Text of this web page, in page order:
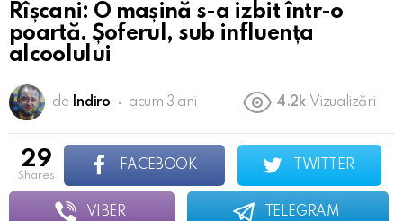
Rîșcani: O mașină s-a izbit într-o
poartă. Șoferul, sub influența
alcoolului
de Indiro acum 3 ani 4.2k Vizualizări
29
shares
FACEBOOK TWITTER
VIBER TELEGRAM